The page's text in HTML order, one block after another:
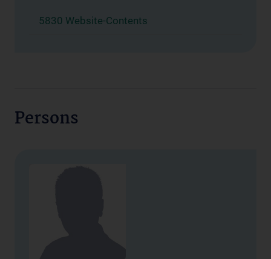
5830 Website-Contents
Persons